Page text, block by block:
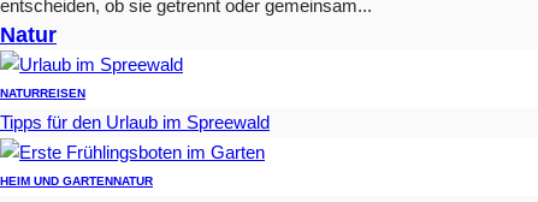
entscheiden, ob sie getrennt oder gemeinsam...
Natur
NATURREISEN
Tipps für den Urlaub im Spreewald
HEIM UND GARTENNATUR